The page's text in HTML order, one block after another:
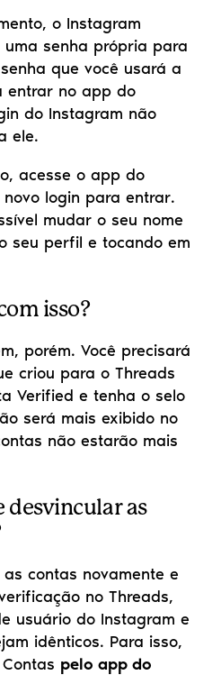
o Instagram
senha própria para
que você usará a
entrar no app do
do Instagram não
ele.
acesse o app do
login para entrar.
mudar o seu nome
seu perfil e tocando em
isso?
porém. Você precisará
criou para o Threads
Verified e tenha o selo
será mais exibido no
não estarão mais
desvincular as
as contas novamente e
no Threads,
usuário do Instagram e
idênticos. Para isso,
pelo app do